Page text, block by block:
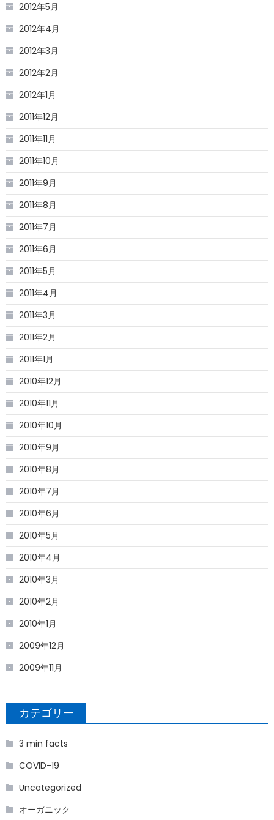
2012年5月
2012年4月
2012年3月
2012年2月
2012年1月
2011年12月
2011年11月
2011年10月
2011年9月
2011年8月
2011年7月
2011年6月
2011年5月
2011年4月
2011年3月
2011年2月
2011年1月
2010年12月
2010年11月
2010年10月
2010年9月
2010年8月
2010年7月
2010年6月
2010年5月
2010年4月
2010年3月
2010年2月
2010年1月
2009年12月
2009年11月
カテゴリー
3 min facts
COVID-19
Uncategorized
オーガニック